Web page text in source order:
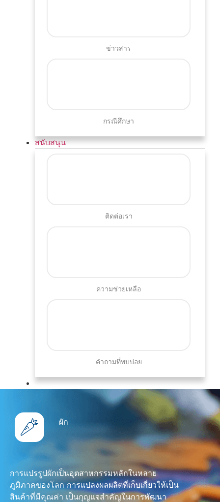
ข่าวสาร
กรณีศึกษา
สนับสนุน
ติดต่อเรา
ความช่วยเหลือ
คำถามที่พบบ่อย
ผัก
การแปรรูปผักเป็นอุตสาหกรรมหลักในหลาย
ภูมิภาคของโลก การแปลงผลผลิตที่เก็บเกี่ยวให้เป็น
สินค้าที่มีคุณค่า เป็นกุญแจสำคัญในการพัฒนา